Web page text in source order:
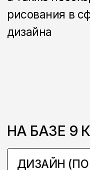
ПАРТНЕРОВ
ОРГАНИЗАЦИЯХ